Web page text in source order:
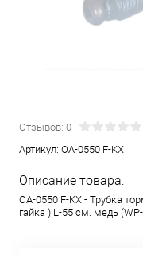
Отзывов: 0
Артикул: OA-0550 F-KX
Описание товара:
OA-0550 F-KX - Трубка
гайка ) L-55 см. медь